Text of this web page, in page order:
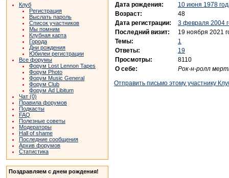
Клуб
Регистрация
Выслать пароль
Список участников
Мы помним
Клубная карта
Города
Дни рождения
Юбилеи регистрации
Все форумы
Форум Lost Lennon Tapes
Форум Photo
Форум Music General
Форум Club
Форум Ad Libitum
Чат (0)
Правила форумов
Подкасты
FAQ
Полезные советы
Модераторы
Hall of shame
Последние сообщения
Архив форумов
Статистика
Поздравляем с днем рождения!
Дата рождения:
10 июня 1978
Возраст:
48
Дата регистрации:
3 февраля 2004
Последний визит:
19 ноября 2021
Темы:
1
Ответы:
19
Просмотры:
8110
О себе:
Рок-н-ролл
Отправить письмо этому участнику